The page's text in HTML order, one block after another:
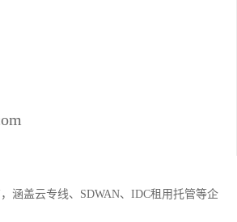
涵盖云专线、SDWAN、IDC租用托管等企